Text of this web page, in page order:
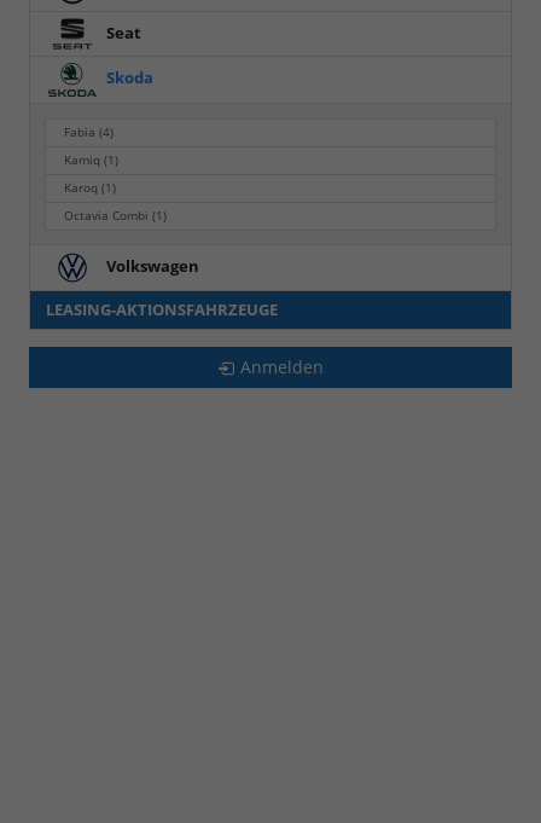
Seat
Skoda
Fabia(4)
Kamiq(1)
Karoq(1)
Octavia Combi(1)
Volkswagen
LEASING-AKTIONSFAHRZEUGE
Anmelden